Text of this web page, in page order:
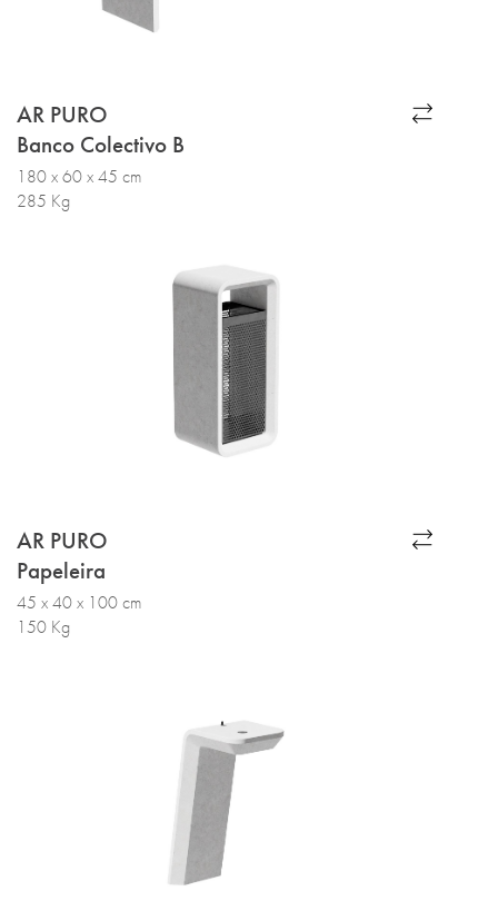
AR PURO
Banco Colectivo B
180 x 60 x 45 cm
285 Kg
AR PURO
Papeleira
45 x 40 x 100 cm
150 Kg